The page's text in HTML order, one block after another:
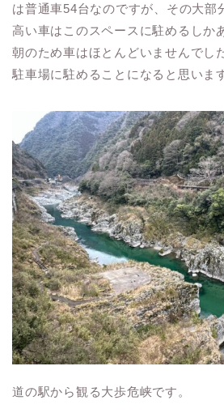
は普通車54台なのですが、その大部
高い車はこのスペースに駐めるしか
朝のため車はほとんどいませんでし
駐車場に駐めることになると思いま
道の駅から観る大歩危峡です。